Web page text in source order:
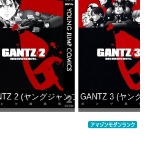
クスDIGITAL)
2 (ヤングジャンプコミックス
GANTZ 3 (ヤング